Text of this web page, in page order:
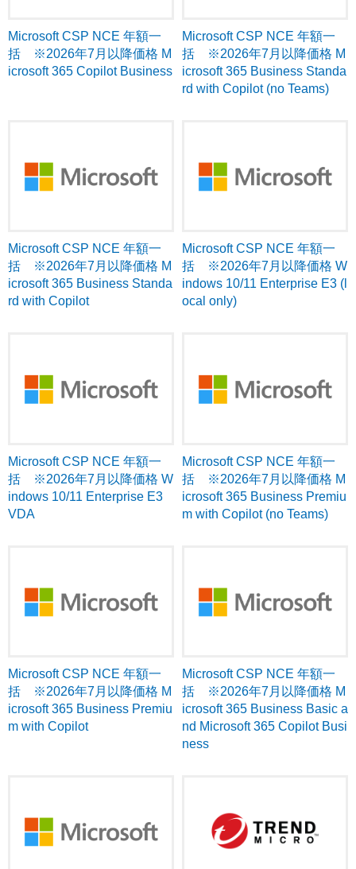
Microsoft CSP NCE 年額一
括 ※2026年7月以降価格 M
icrosoft 365 Copilot Business
Microsoft CSP NCE 年額一
括 ※2026年7月以降価格 M
icrosoft 365 Business Standa
rd with Copilot (no Teams)
Microsoft CSP NCE 年額一
括 ※2026年7月以降価格 M
icrosoft 365 Business Standa
rd with Copilot
Microsoft CSP NCE 年額一
括 ※2026年7月以降価格 W
indows 10/11 Enterprise E3 (l
ocal only)
Microsoft CSP NCE 年額一
括 ※2026年7月以降価格 W
indows 10/11 Enterprise E3
VDA
Microsoft CSP NCE 年額一
括 ※2026年7月以降価格 M
icrosoft 365 Business Premiu
m with Copilot (no Teams)
Microsoft CSP NCE 年額一
括 ※2026年7月以降価格 M
icrosoft 365 Business Premiu
m with Copilot
Microsoft CSP NCE 年額一
括 ※2026年7月以降価格 M
icrosoft 365 Business Basic a
nd Microsoft 365 Copilot Busi
ness